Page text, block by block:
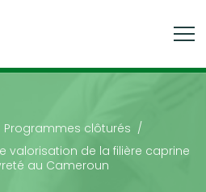
Programmes clôturés
valorisation de la filière caprine
au Cameroun